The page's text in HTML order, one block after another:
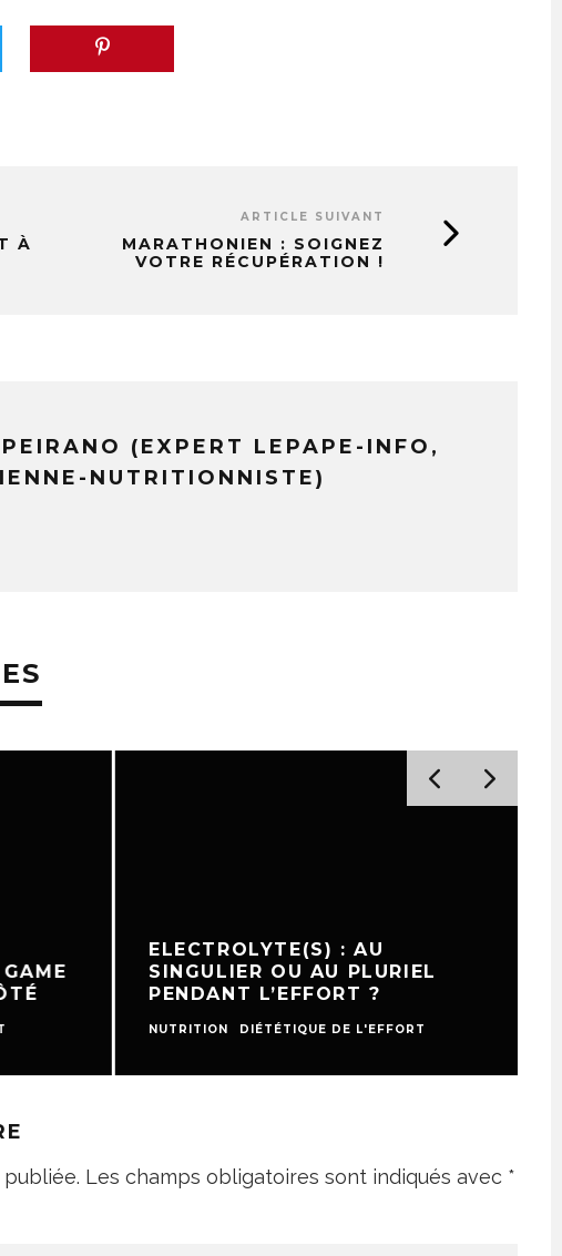
À
ARTICLE SUIVANT
MARATHONIEN : SOIGNEZ
VOTRE RÉCUPÉRATION !
(EXPERT LEPAPE-INFO,
NUTRITIONNISTE)
ELECTROLYTE(S) : AU
SINGULIER OU AU PLURIEL
PENDANT L’EFFORT ?
NUTRITION DIÉTÉTIQUE DE L'EFFORT
Les champs obligatoires sont indiqués avec *